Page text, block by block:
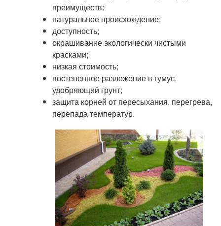
преимуществ:
натуральное происхождение;
доступность;
окрашивание экологически чистыми
красками;
низкая стоимость;
постепенное разложение в гумус,
удобряющий грунт;
защита корней от пересыхания, перегрева,
перепада температур.